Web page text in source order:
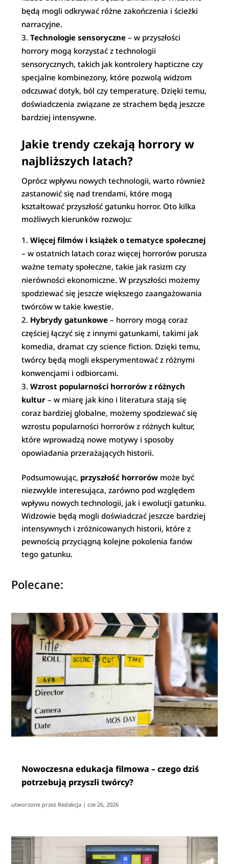
będą mogli odkrywać różne zakończenia i ścieżki
narracyjne.
Technologie sensoryczne – w przyszłości
horrory mogą korzystać z technologii
sensorycznych, takich jak kontrolery hapticzne czy
specjalne kombinezony, które pozwolą widzom
odczuwać dotyk, ból czy temperaturę. Dzięki temu,
doświadczenia związane ze strachem będą jeszcze
bardziej intensywne.
Jakie trendy czekają horrory w
najbliższych latach?
Oprócz wpływu nowych technologii, warto również
zastanowić się nad trendami, które mogą
kształtować przyszłość gatunku horror. Oto kilka
możliwych kierunków rozwoju:
Więcej filmów i książek o tematyce społecznej
– w ostatnich latach coraz więcej horrorów porusza
ważne tematy społeczne, takie jak rasizm czy
nierówności ekonomiczne. W przyszłości możemy
spodziewać się jeszcze większego zaangażowania
twórców w takie kwestie.
Hybrydy gatunkowe – horrory mogą coraz
częściej łączyć się z innymi gatunkami, takimi jak
komedia, dramat czy science fiction. Dzięki temu,
twórcy będą mogli eksperymentować z różnymi
konwencjami i odbiorcami.
Wzrost popularności horrorów z różnych
kultur – w miarę jak kino i literatura stają się
coraz bardziej globalne, możemy spodziewać się
wzrostu popularności horrorów z różnych kultur,
które wprowadzą nowe motywy i sposoby
opowiadania przerażających historii.
Podsumowując, przyszłość horrorów może być
niezwykle interesująca, zarówno pod względem
wpływu nowych technologii, jak i ewolucji gatunku.
Widzowie będą mogli doświadczać jeszcze bardziej
intensywnych i zróżnicowanych historii, które z
pewnością przyciągną kolejne pokolenia fanów
tego gatunku.
Polecane:
Nowoczesna edukacja filmowa – czego dziś
potrzebują przyszli twórcy?
utworzone przez Redakcja |cze 26, 2026